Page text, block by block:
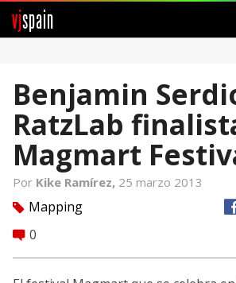
vjspain
Foros
Noticias
Ayuda
Benjamin
RatzLab
Magmart
Por Kike Ramírez, 25 marzo 2013
tag Mapping
comment 0